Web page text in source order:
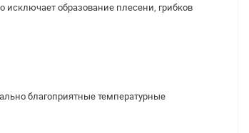
исключает образование плесени, грибков
благоприятные температурные